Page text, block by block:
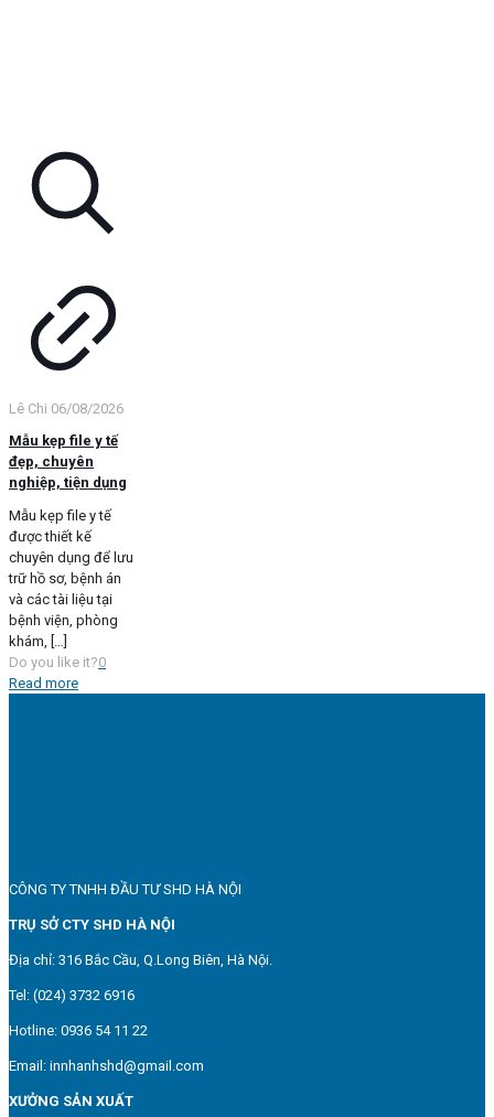
Lê Chi 06/08/2026
Mẫu kẹp file y tế
đẹp, chuyên
nghiệp, tiện dụng
Mẫu kẹp file y tế
được thiết kế
chuyên dụng để lưu
trữ hồ sơ, bệnh án
và các tài liệu tại
bệnh viện, phòng
khám, […]
Do you like it?0
Read more
CÔNG TY TNHH ĐẦU TƯ SHD HÀ NỘI
TRỤ SỞ CTY SHD HÀ NỘI
Địa chỉ: 316 Bắc Cầu, Q.Long Biên, Hà Nội.
Tel: (024) 3732 6916
Hotline: 0936 54 11 22
Email: innhanhshd@gmail.com
XƯỞNG SẢN XUẤT